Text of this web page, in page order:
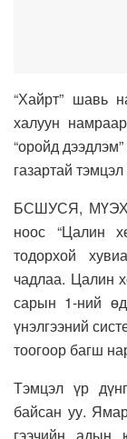
“Хайрт” шавь
халуун
“оройд
газартай
БСШУСЯ, МҮЭХ
ноос “Цалин
тодорхой
чадлаа. Цалин
сарын 1-ний
үнэлгээний
тоогоор багш
Тэмцэл үр
байсан уу.